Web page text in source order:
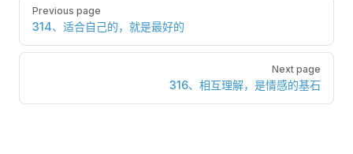
Pager
Previous page
314、适合自己的，就是最好的
Next page
316、相互理解，是情感的基石